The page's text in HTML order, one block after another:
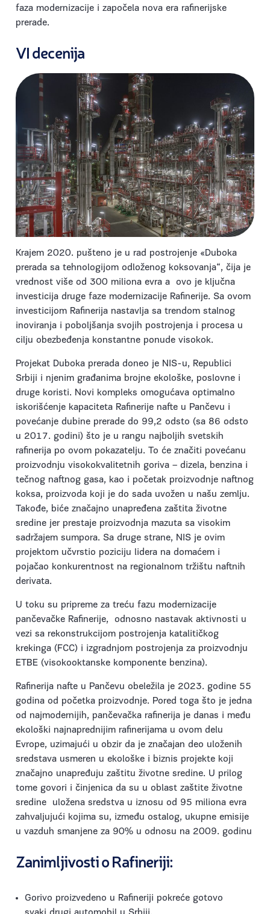
faza modernizacije i započela nova era rafinerijske
prerade.
VI decenija
Krajem 2020. pušteno je u rad postrojenje «Duboka
prerada sa tehnologijom odloženog koksovanja“, čija je
vrednost više od 300 miliona evra a ovo je ključna
investicija druge faze modernizacije Rafinerije. Sa ovom
investicijom Rafinerija nastavlja sa trendom stalnog
inoviranja i poboljšanja svojih postrojenja i procesa u
cilju obezbeđenja konstantne ponude visokok.
Projekat Duboka prerada doneo je NIS-u, Republici
Srbiji i njenim građanima brojne ekološke, poslovne i
druge koristi. Novi kompleks omogućava optimalno
iskorišćenje kapaciteta Rafinerije nafte u Pančevu i
povećanje dubine prerade do 99,2 odsto (sa 86 odsto
u 2017. godini) što je u rangu najboljih svetskih
rafinerija po ovom pokazatelju. To će značiti povećanu
proizvodnju visokokvalitetnih goriva – dizela, benzina i
tečnog naftnog gasa, kao i početak proizvodnje naftnog
koksa, proizvoda koji je do sada uvožen u našu zemlju.
Takođe, biće značajno unapređena zaštita životne
sredine jer prestaje proizvodnja mazuta sa visokim
sadržajem sumpora. Sa druge strane, NIS je ovim
projektom učvrstio poziciju lidera na domaćem i
pojačao konkurentnost na regionalnom tržištu naftnih
derivata.
U toku su pripreme za treću fazu modernizacije
pančevačke Rafinerije, odnosno nastavak aktivnosti u
vezi sa rekonstrukcijom postrojenja katalitičkog
krekinga (FCC) i izgradnjom postrojenja za proizvodnju
ETBE (visokooktanske komponente benzina).
Rafinerija nafte u Pančevu obeležila je 2023. godine 55
godina od početka proizvodnje. Pored toga što je jedna
od najmodernijih, pančevačka rafinerija je danas i među
ekološki najnaprednijim rafinerijama u ovom delu
Evrope, uzimajući u obzir da je značajan deo uloženih
sredstava usmeren u ekološke i biznis projekte koji
značajno unapređuju zaštitu životne sredine. U prilog
tome govori i činjenica da su u oblast zaštite životne
sredine uložena sredstva u iznosu od 95 miliona evra
zahvaljujući kojima su, između ostalog, ukupne emisije
u vazduh smanjene za 90% u odnosu na 2009. godinu
Zanimljivosti o Rafineriji:
Gorivo proizvedeno u Rafineriji pokreće gotovo